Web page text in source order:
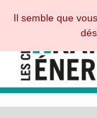
Il semble que